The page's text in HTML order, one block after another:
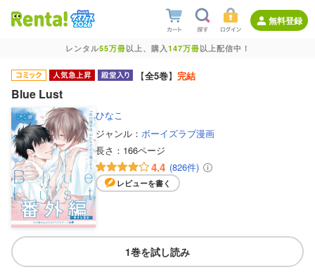
無料登録
レンタル55万冊以上、購入147万冊以上配信中！
【全5巻】 完結
Blue Lust
ひなこ
ジャンル： ボーイズラブ漫画
長さ： 166ページ
4.4 (826件)
レビューを書く
1巻を試し読み